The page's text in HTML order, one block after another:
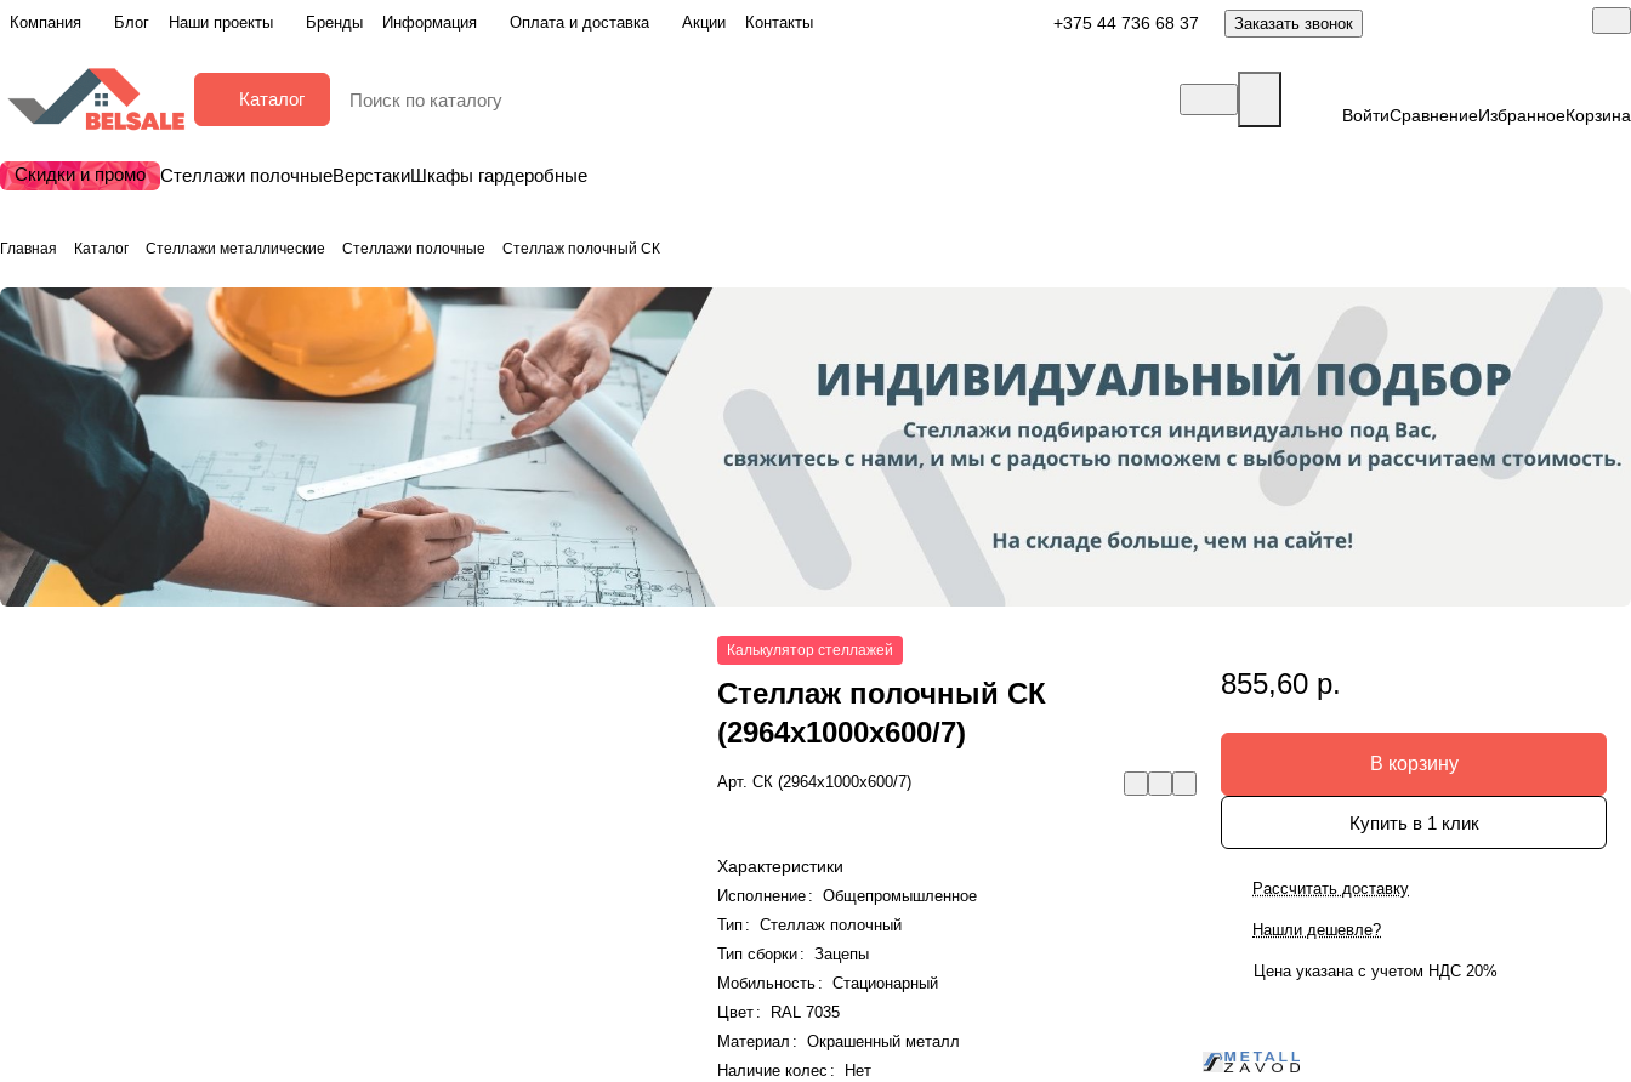
Компания Блог Наши проекты Бренды Информация Оплата и доставка Акции Контакты +375 44 736 68 37 Заказать звонок
Каталог
ВойтиСравнениеИзбранноеКорзина
Скидки и промо Стеллажи полочныеВерстакиШкафы гардеробные
Главная Каталог Стеллажи металлические Стеллажи полочные Стеллаж полочный СК
Калькулятор стеллажей
Стеллаж полочный СК
(2964x1000x600/7)
Арт.СК (2964x1000x600/7)
Характеристики
Исполнение :
Общепромышленное
Тип :
Стеллаж полочный
Тип сборки:
Зацепы
Мобильность :
Стационарный
Цвет :
RAL 7035
Материал :
Окрашенный металл
Наличие колес :
Нет
855,60 р.
В корзину
Купить в 1 клик
Рассчитать доставку
Нашли дешевле?
Цена указана с учетом НДС 20%